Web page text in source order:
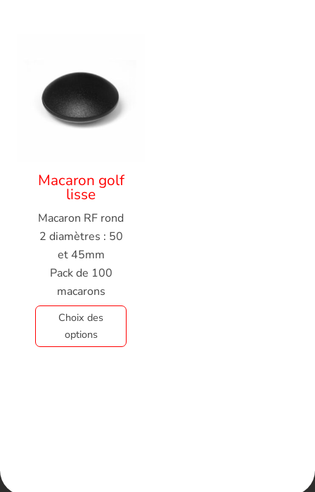
Macaron golf
lisse
Macaron RF rond
2 diamètres : 50
et 45mm
Pack de 100
macarons
Choix des
options